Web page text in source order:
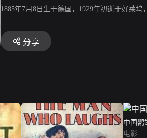
1885年7月8日生于德国，1929年初逝于好莱
分享
中国鹦
电影